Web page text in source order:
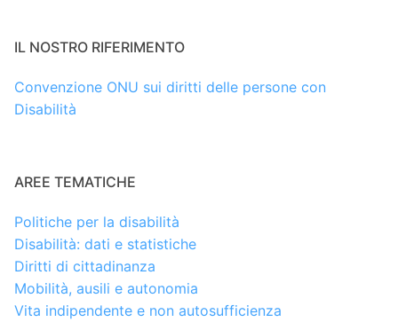
IL NOSTRO RIFERIMENTO
Convenzione ONU sui diritti delle persone con
Disabilità
AREE TEMATICHE
Politiche per la disabilità
Disabilità: dati e statistiche
Diritti di cittadinanza
Mobilità, ausili e autonomia
Vita indipendente e non autosufficienza